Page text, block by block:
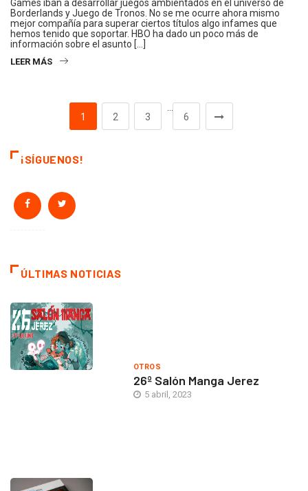
Games iban a desarrollar juegos ambientados en el universo de
Borderlands y Juego de Tronos. No se me ocurre ahora mismo
mejor compañía para superar ciertos títulos algo infames que
hemos tenido que soportar. HBO ha dado un poco más de
información sobre el asunto […]
LEER MÁS
1 2 3
6
¡SÍGUENOS!
ÚLTIMAS NOTICIAS
OTROS
26º Salón Manga Jerez
5 abril, 2023